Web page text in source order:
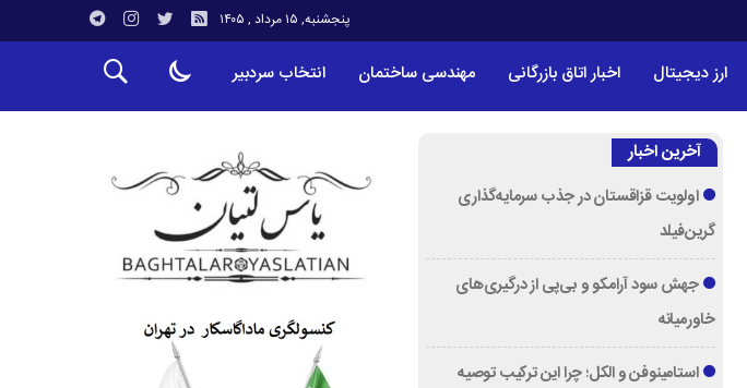
پنجشنبه, ۱۵ مرداد , ۱۴۰۵
ارز دیجیتال اخبار اتاق بازرگانی مهندسی ساختمان انتخاب سردبیر
آخرین اخبار
اولویت قزاقستان در جذب سرمایه‌گذاری
گرین‌فیلد
جهش سود آرامکو و بی‌پی از درگیری‌های
خاورمیانه
استامینوفن و الکل؛ چرا این ترکیب توصیه